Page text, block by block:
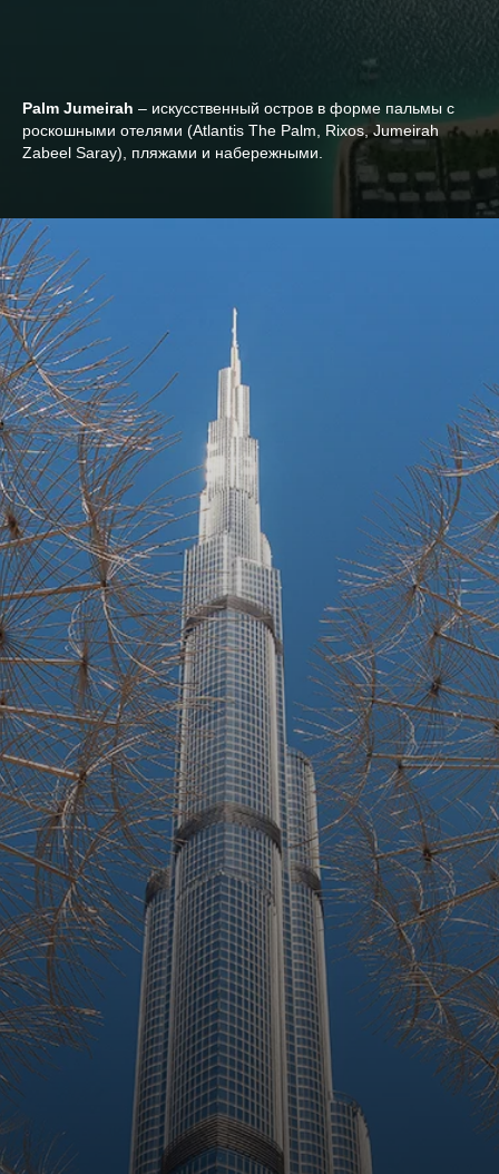
Palm Jumeirah – искусственный остров в форме пальмы с
роскошными отелями (Atlantis The Palm, Rixos, Jumeirah
Zabeel Saray), пляжами и набережными.